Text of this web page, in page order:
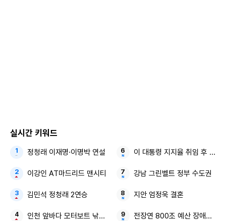
실시간 키워드
정청래 이재명·이명박 연설
이강인 AT마드리드 맨시티
김민석 정청래 2연승
인천 앞바다 모터보트 낚시객
이 대통령 지지율 취임 후 최저
강남 그린벨트 정부 수도권
지안 엄정욱 결혼
전장연 800조 예산 장애인 권